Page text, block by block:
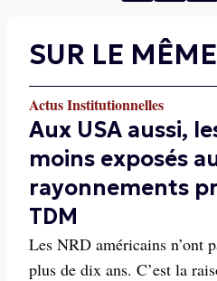
SUR LE
Actus Institutionnelles
Aux USA aussi,
moins exposés
rayonnements
TDM
Les NRD américains n’ont
plus de dix ans. C’est la